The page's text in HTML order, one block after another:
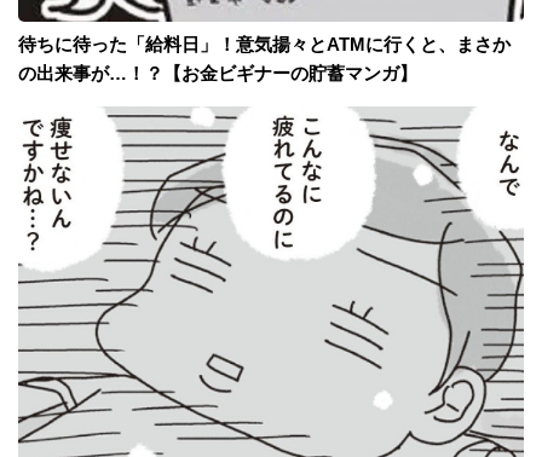
待ちに待った「給料日」！意気揚々とATMに行くと、まさか
の出来事が…！？【お金ビギナーの貯蓄マンガ】